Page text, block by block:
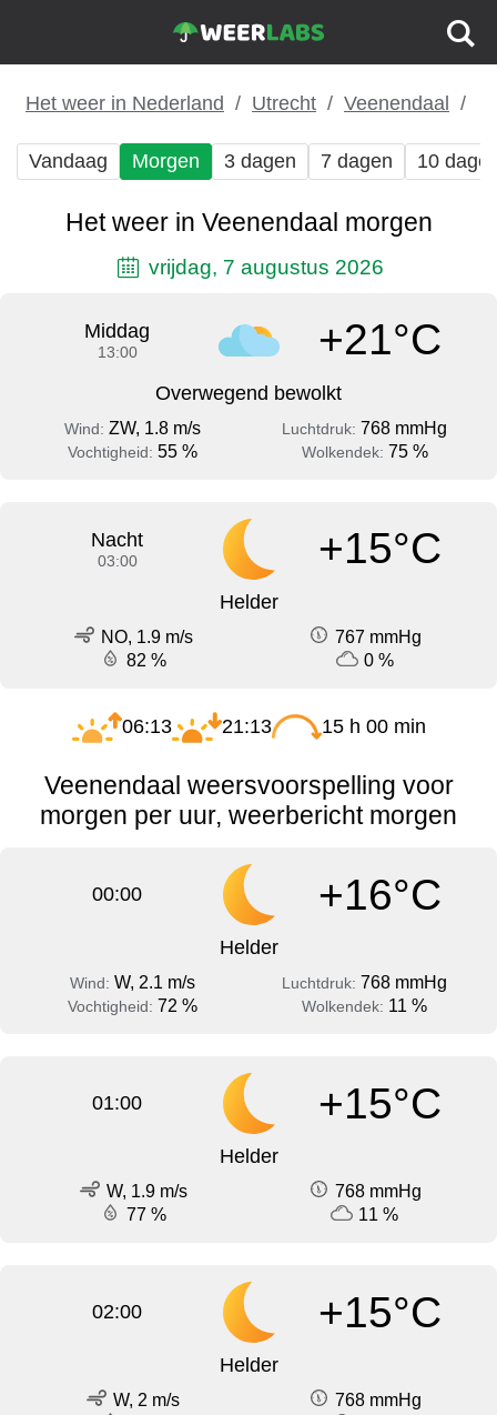
Het weer in Nederland Utrecht Veenendaal
Vandaag Morgen 3 dagen 7 dagen 10
Het weer in Veenendaal morgen
vrijdag, 7 augustus 2026
Middag
13:00 +21°C
Overwegend bewolkt
Wind: ZW, 1.8 m/s Luchtdruk: 768 mmHg
Vochtigheid: 55 % Wolkendek: 75 %
Nacht
03:00 +15°C
Helder
NO, 1.9 m/s
767 mmHg
82 %
0 %
06:13 21:13 15 h 00 min
Veenendaal weersvoorspelling voor
morgen per uur, weerbericht morgen
00:00 +16°C
Helder
Wind: W, 2.1 m/s Luchtdruk: 768 mmHg
Vochtigheid: 72 % Wolkendek: 11 %
01:00 +15°C
Helder
W, 1.9 m/s
768 mmHg
77 %
11 %
02:00 +15°C
Helder
W, 2 m/s
768 mmHg